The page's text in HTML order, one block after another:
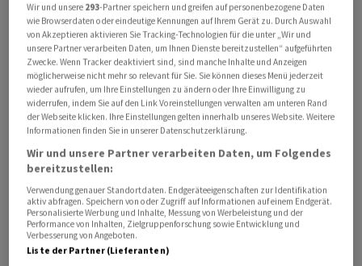
Der LandmaschinenherstellerDeerehat im zweiten
Quartal dank einer starken Nachfrage nach kleineren
‌Agrar- ⁠und Baumaschinen mehr verdient und
umgesetzt als erwartet. ⁠Die Gewinnprognose für das
Gesamtjahr beliess der US-Konzern am Donnerstag
‌jedoch unverändert. Vor allem das Geschäft ‌mit
Baumaschinen erwies sich ​dabei - ähnlich wie beim
Wettbewerber Caterpillar- als Lichtblick.
Der Umsatz in der Sparte sprang um 29 Prozent in die
Höhe, während das Geschäft mit kleineren
‌Agrarmaschinen um 16 Prozent zulegte. Das grösste
Segment mit schweren Maschinen wie Mähdreschern
Wir und unsere 293-Partner speichern und greifen auf personenbezogene Daten
wie Browserdaten oder eindeutige Kennungen auf Ihrem Gerät zu. Durch Auswahl
von Akzeptieren aktivieren Sie Tracking-Technologien für die unter „Wir und
unsere Partner verarbeiten Daten, um Ihnen Dienste bereitzustellen“ aufgeführten
Zwecke. Wenn Tracker deaktiviert sind, sind manche Inhalte und Anzeigen
möglicherweise nicht mehr so relevant für Sie. Sie können dieses Menü jederzeit
wieder aufrufen, um Ihre Einstellungen zu ändern oder Ihre Einwilligung zu
widerrufen, indem Sie auf den Link Voreinstellungen verwalten am unteren Rand
der Webseite klicken. Ihre Einstellungen gelten innerhalb unseres Website. Weitere
Informationen finden Sie in unserer Datenschutzerklärung.
Wir und unsere Partner verarbeiten Daten, um Folgendes
bereitzustellen:
Verwendung genauer Standortdaten. Endgeräteeigenschaften zur Identifikation
aktiv abfragen. Speichern von oder Zugriff auf Informationen auf einem Endgerät.
Personalisierte Werbung und Inhalte, Messung von Werbeleistung und der
Performance von Inhalten, Zielgruppenforschung sowie Entwicklung und
Verbesserung von Angeboten.
Liste der Partner (Lieferanten)